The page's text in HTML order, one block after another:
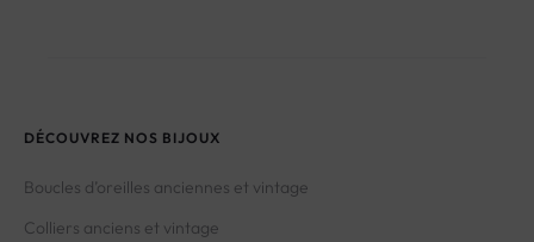
DÉCOUVREZ NOS BIJOUX
Boucles d’oreilles anciennes et vintage
Colliers anciens et vintage